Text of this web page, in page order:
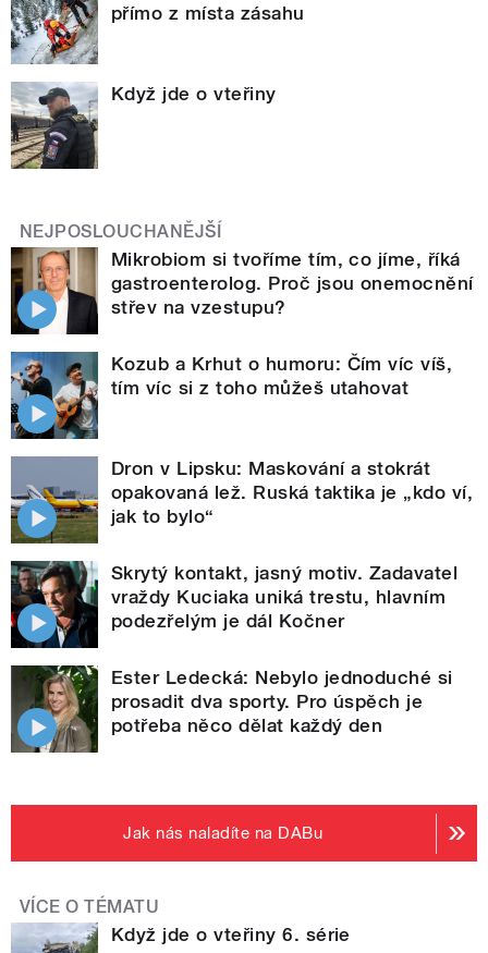
přímo z místa zásahu
Když jde o vteřiny
NEJPOSLOUCHANĚJŠÍ
Mikrobiom si tvoříme tím, co jíme, říká
gastroenterolog. Proč jsou onemocnění
střev na vzestupu?
Kozub a Krhut o humoru: Čím víc víš,
tím víc si z toho můžeš utahovat
Dron v Lipsku: Maskování a stokrát
opakovaná lež. Ruská taktika je „kdo ví,
jak to bylo“
Skrytý kontakt, jasný motiv. Zadavatel
vraždy Kuciaka uniká trestu, hlavním
podezřelým je dál Kočner
Ester Ledecká: Nebylo jednoduché si
prosadit dva sporty. Pro úspěch je
potřeba něco dělat každý den
Jak nás naladíte na DABu
VÍCE O TÉMATU
Když jde o vteřiny 6. série